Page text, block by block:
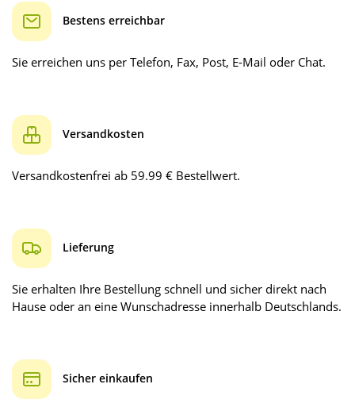
Bestens erreichbar
Sie erreichen uns per Telefon, Fax, Post, E-Mail oder Chat.
Versandkosten
Versandkostenfrei ab 59.99 € Bestellwert.
Lieferung
Sie erhalten Ihre Bestellung schnell und sicher direkt nach
Hause oder an eine Wunschadresse innerhalb Deutschlands.
Sicher einkaufen